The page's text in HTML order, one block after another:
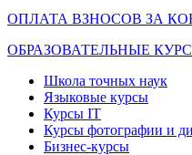
ОПЛАТА ВЗНОСОВ ЗА
ОБРАЗОВАТЕЛЬНЫЕ
Школа точных наук
Языковые курсы
Курсы IT
Курсы фотографии и
Бизнес-курсы